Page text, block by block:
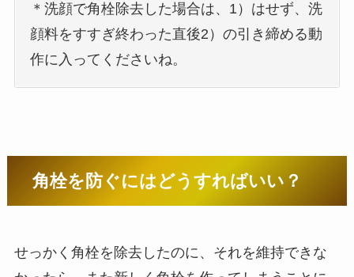
＊洗顔で角栓除去した場合は、1）はせず、洗
顔料をすすぎ終わった直後2）の引き締める動
作に入ってくださいね。
角栓を防ぐにはどうすればいい？
せっかく角栓を除去したのに、それを維持できな